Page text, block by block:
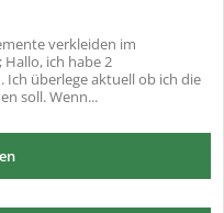
verkleiden im
ich habe 2
Ich überlege aktuell ob ich die
soll. Wenn...